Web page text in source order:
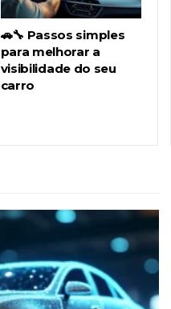
🚗🔧 Passos simples
para melhorar a
visibilidade do seu
carro